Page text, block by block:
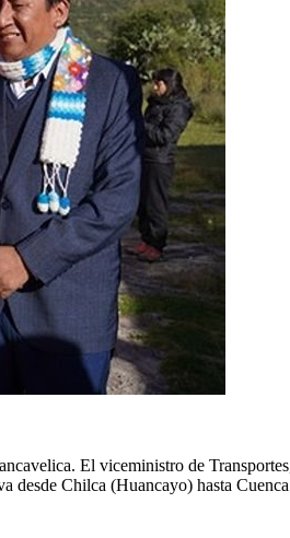
El viceministro de
Chilca (Huancayo) hasta